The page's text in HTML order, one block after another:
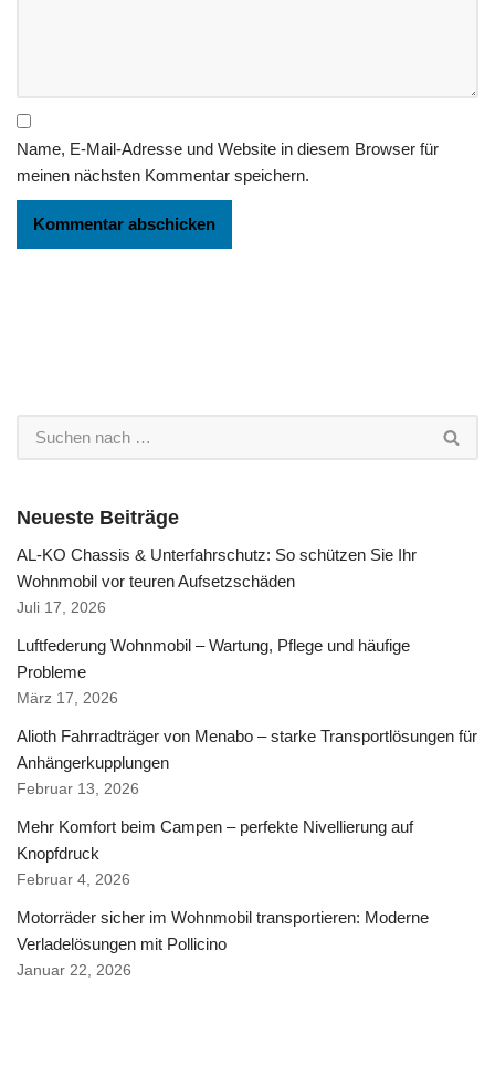
Name, E-Mail-Adresse und Website in diesem Browser für
meinen nächsten Kommentar speichern.
Neueste Beiträge
AL-KO Chassis & Unterfahrschutz: So schützen Sie Ihr
Wohnmobil vor teuren Aufsetzschäden
Juli 17, 2026
Luftfederung Wohnmobil – Wartung, Pflege und häufige
Probleme
März 17, 2026
Alioth Fahrradträger von Menabo – starke Transportlösungen für
Anhängerkupplungen
Februar 13, 2026
Mehr Komfort beim Campen – perfekte Nivellierung auf
Knopfdruck
Februar 4, 2026
Motorräder sicher im Wohnmobil transportieren: Moderne
Verladelösungen mit Pollicino
Januar 22, 2026